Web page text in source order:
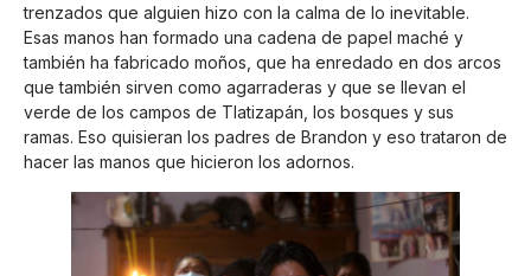
trenzados que alguien hizo con la calma de lo inevitable.
Esas manos han formado una cadena de papel maché y
también ha fabricado moños, que ha enredado en dos arcos
que también sirven como agarraderas y que se llevan el
verde de los campos de Tlatizapán, los bosques y sus
ramas. Eso quisieran los padres de Brandon y eso trataron de
hacer las manos que hicieron los adornos.